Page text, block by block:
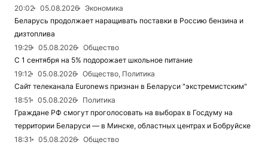
20:02
05.08.2026
Экономика
Беларусь продолжает наращивать поставки в Россию бензина и
дизтоплива
19:29
05.08.2026
Общество
С 1 сентября на 5% подорожает школьное питание
19:12
05.08.2026
Общество, Политика
Сайт телеканала Euronews признан в Беларуси "экстремистским"
18:51
05.08.2026
Политика
Граждане РФ смогут проголосовать на выборах в Госдуму на
территории Беларуси — в Минске, областных центрах и Бобруйске
18:31
05.08.2026
Общество